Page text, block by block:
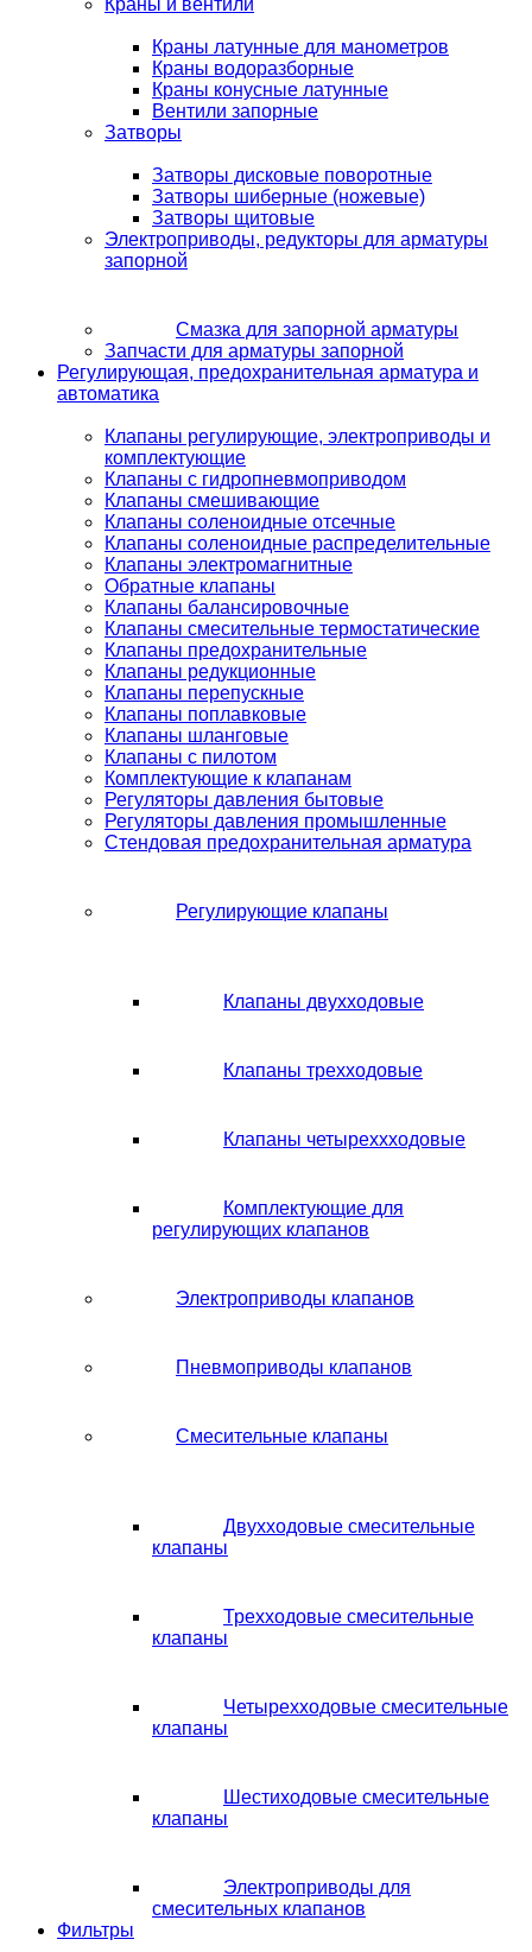
Краны и вентили
Краны латунные для манометров
Краны водоразборные
Краны конусные латунные
Вентили запорные
Затворы
Затворы дисковые поворотные
Затворы шиберные (ножевые)
Затворы щитовые
Электроприводы, редукторы для арматуры
запорной
Смазка для запорной арматуры
Запчасти для арматуры запорной
Регулирующая, предохранительная арматура и
автоматика
Клапаны регулирующие, электроприводы и
комплектующие
Клапаны с гидропневмоприводом
Клапаны смешивающие
Клапаны соленоидные отсечные
Клапаны соленоидные распределительные
Клапаны электромагнитные
Обратные клапаны
Клапаны балансировочные
Клапаны смесительные термостатические
Клапаны предохранительные
Клапаны редукционные
Клапаны перепускные
Клапаны поплавковые
Клапаны шланговые
Клапаны с пилотом
Комплектующие к клапанам
Регуляторы давления бытовые
Регуляторы давления промышленные
Стендовая предохранительная арматура
Регулирующие клапаны
Клапаны двухходовые
Клапаны трехходовые
Клапаны четыреххходовые
Комплектующие для
регулирующих клапанов
Электроприводы клапанов
Пневмоприводы клапанов
Смесительные клапаны
Двухходовые смесительные
клапаны
Трехходовые смесительные
клапаны
Четырехходовые смесительные
клапаны
Шестиходовые смесительные
клапаны
Электроприводы для
смесительных клапанов
Фильтры